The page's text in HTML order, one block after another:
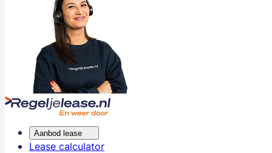
Aanbod lease
Lease calculator